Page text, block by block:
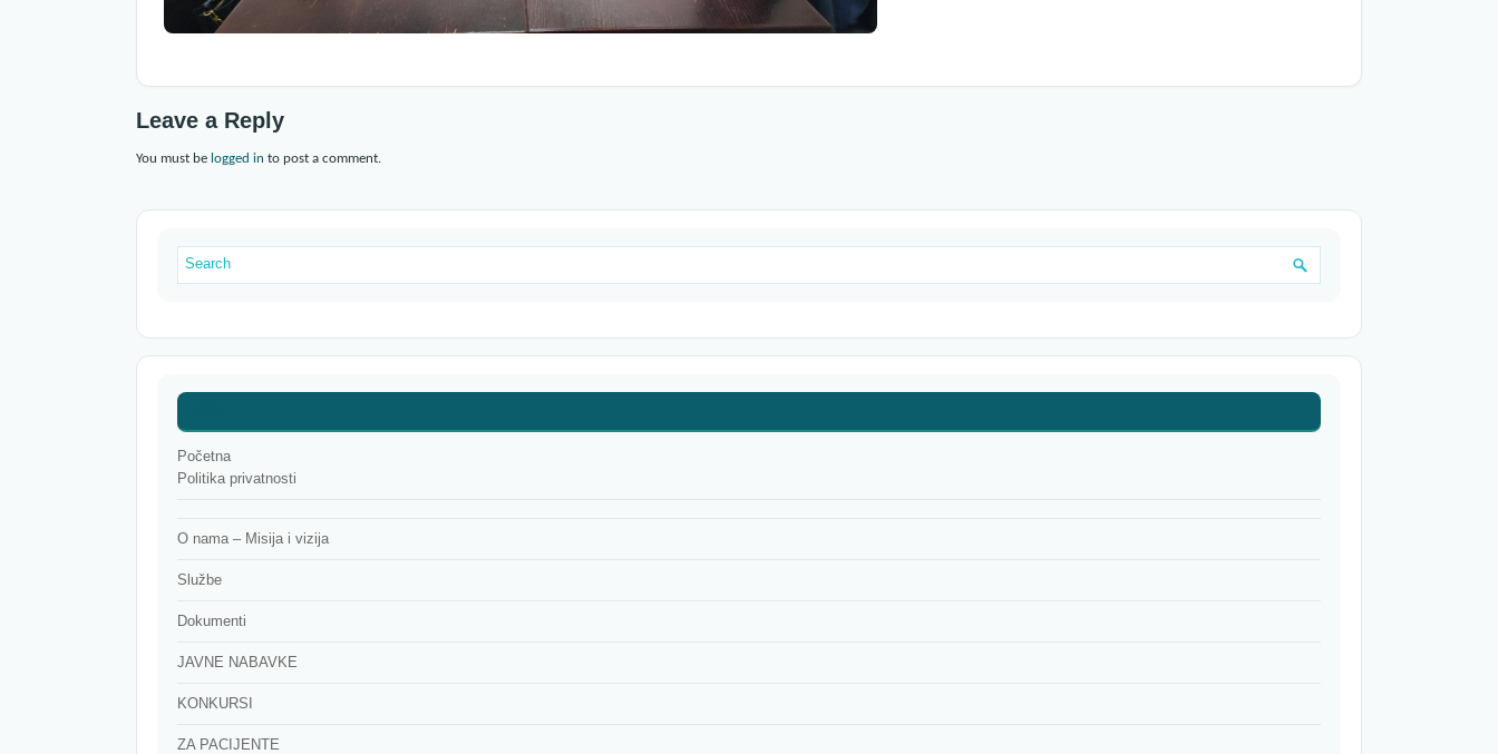
Leave a Reply
You must be logged in to post a comment.
Početna
Politika privatnosti
O nama – Misija i vizija
Službe
Dokumenti
JAVNE NABAVKE
KONKURSI
ZA PACIJENTE